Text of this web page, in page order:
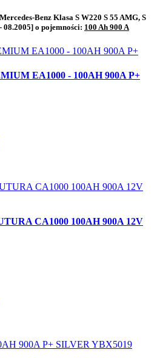
Benz Klasa S W220 S 55 AMG, S
o pojemności: 100 Ah 900 A
EA1000 - 100AH 900A P+
CA1000 100AH 900A 12V